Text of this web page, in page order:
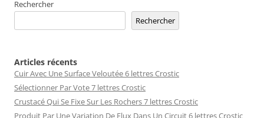
Rechercher
Rechercher
Articles récents
Cuir Avec Une Surface Veloutée 6 lettres Crostic
Sélectionner Par Vote 7 lettres Crostic
Crustacé Qui Se Fixe Sur Les Rochers 7 lettres Crostic
Produit Par Une Variation De Flux Dans Un Circuit 6 lettres Crostic